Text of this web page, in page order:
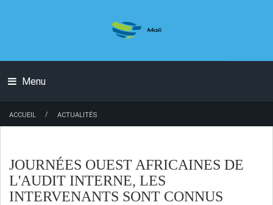
Menu
ACCUEIL / ACTUALITÉS
JOURNÉES OUEST AFRICAINES DE
L'AUDIT INTERNE, LES
INTERVENANTS SONT CONNUS